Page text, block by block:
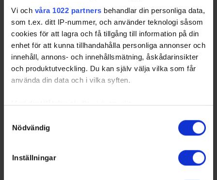
Vi och våra 1022 partners behandlar din personliga data,
som t.ex. ditt IP-nummer, och använder teknologi såsom
cookies för att lagra och få tillgång till information på din
enhet för att kunna tillhandahålla personliga annonser och
innehåll, annons- och innehållsmätning, åskådarinsikter
och produktutveckling. Du kan själv välja vilka som får
använda din data och i vilka syften.
Med din tillåtelse skulle vi även vilja:
kan ha en noggrannhet på upp till flera meter
Ta reda på mer om hur dina personliga uppgifter
Nödvändig
Inställningar
20
5 Wretman, Elias
2003-04-
17
RD R SWE
7 Eriksson, Patrik
1987-02-
22
CE R SWE
9 Sterner, Albin
1998-06-
23
RW L SWE
SWE
14
Rockmyr,
SWE